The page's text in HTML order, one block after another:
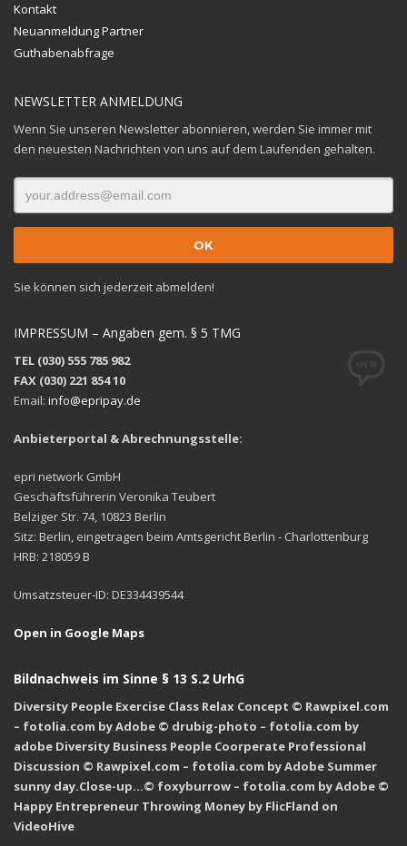
Kontakt
Neuanmeldung Partner
Guthabenabfrage
NEWSLETTER ANMELDUNG
Wenn Sie unseren Newsletter abonnieren, werden Sie immer mit
den neuesten Nachrichten von uns auf dem Laufenden gehalten.
Sie können sich jederzeit abmelden!
IMPRESSUM – Angaben gem. § 5 TMG
TEL (030) 555 785 982
FAX (030) 221 854 10
Email: info@epripay.de
Anbieterportal & Abrechnungsstelle:
epri network GmbH
Geschäftsführerin Veronika Teubert
Belziger Str. 74, 10823 Berlin
Sitz: Berlin, eingetragen beim Amtsgericht Berlin - Charlottenburg
HRB: 218059 B
Umsatzsteuer-ID: DE334439544
Open in Google Maps
Bildnachweis im Sinne § 13 S.2 UrhG
Diversity People Exercise Class Relax Concept © Rawpixel.com
– fotolia.com by Adobe © drubig-photo – fotolia.com by
adobe Diversity Business People Coorperate Professional
Discussion © Rawpixel.com – fotolia.com by Adobe Summer
sunny day.Close-up…© foxyburrow – fotolia.com by Adobe ©
Happy Entrepreneur Throwing Money by FlicFland on
VideoHive